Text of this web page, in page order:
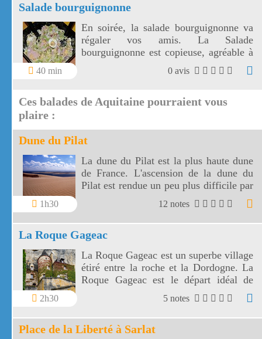
Salade bourguignonne
40 min
En soirée, la salade bourguignonne va
régaler vos amis. La Salade
bourguignonne est copieuse, agréable à
déguster et peut accompagner un
0 avis
Ces balades de Aquitaine pourraient vous
plaire :
Dune du Pilat
1h30
La dune du Pilat est la plus haute dune
de France. L'ascension de la dune du
Pilat est rendue un peu plus difficile par
le fait que le sol se dérobe sous vos pas,
mais arrivé au sommet la vue est
saisissante.
12 notes
La Roque Gageac
2h30
La Roque Gageac est un superbe village
étiré entre la roche et la Dordogne. La
Roque Gageac est le départ idéal de
balades en gabare sur la Dordogne.
5 notes
Place de la Liberté à Sarlat